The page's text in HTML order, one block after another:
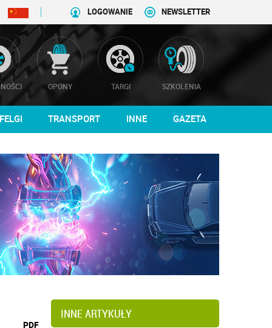
NEWSLETTER
LOGOWANIE
OPONY TARGI SZKOLENIA
FELGI TRANSPORT INNE GAZETA
wydrukuj
PDF
INNE ARTYKUŁY